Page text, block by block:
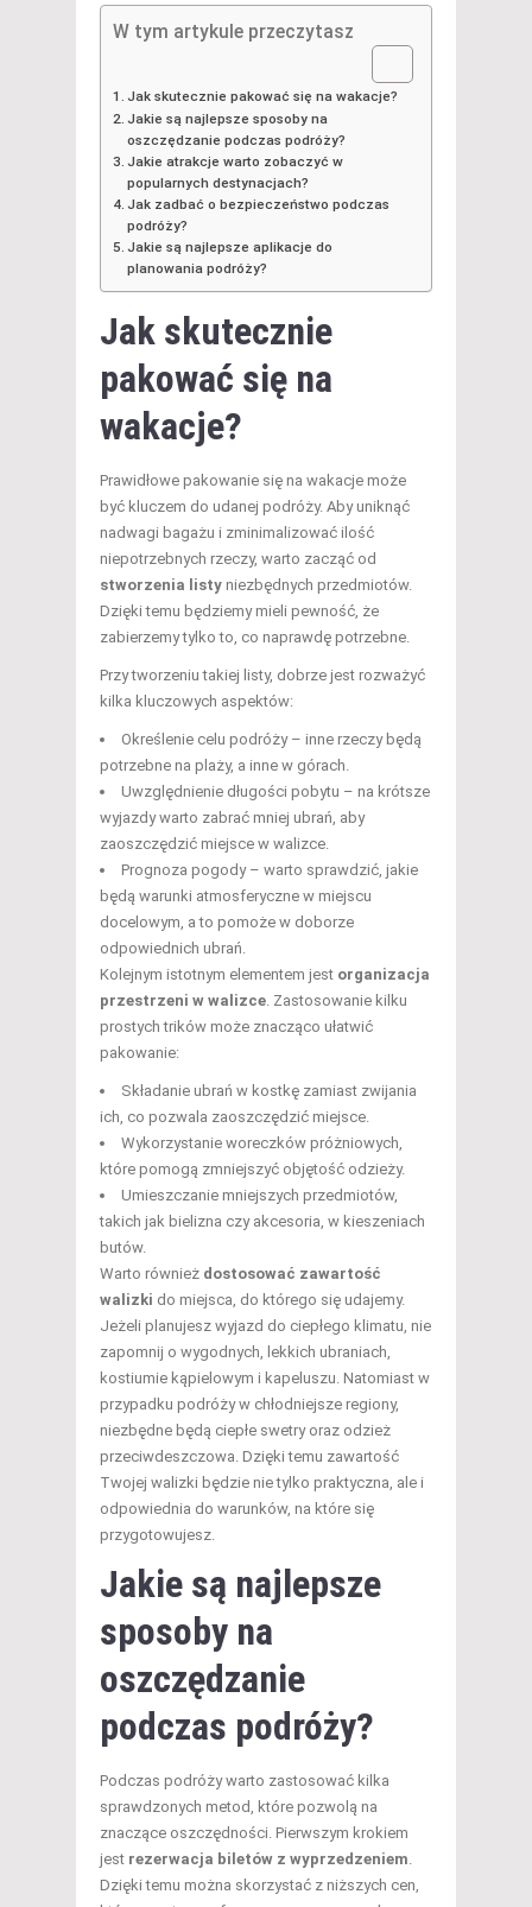
W tym artykule przeczytasz
Jak skutecznie pakować się na wakacje?
Jakie są najlepsze sposoby na
oszczędzanie podczas podróży?
Jakie atrakcje warto zobaczyć w
popularnych destynacjach?
Jak zadbać o bezpieczeństwo podczas
podróży?
Jakie są najlepsze aplikacje do
planowania podróży?
Jak skutecznie
pakować się na
wakacje?
Prawidłowe pakowanie się na wakacje może
być kluczem do udanej podróży. Aby uniknąć
nadwagi bagażu i zminimalizować ilość
niepotrzebnych rzeczy, warto zacząć od
stworzenia listy niezbędnych przedmiotów.
Dzięki temu będziemy mieli pewność, że
zabierzemy tylko to, co naprawdę potrzebne.
Przy tworzeniu takiej listy, dobrze jest rozważyć
kilka kluczowych aspektów:
Określenie celu podróży – inne rzeczy będą
potrzebne na plaży, a inne w górach.
Uwzględnienie długości pobytu – na krótsze
wyjazdy warto zabrać mniej ubrań, aby
zaoszczędzić miejsce w walizce.
Prognoza pogody – warto sprawdzić, jakie
będą warunki atmosferyczne w miejscu
docelowym, a to pomoże w doborze
odpowiednich ubrań.
Kolejnym istotnym elementem jest organizacja
przestrzeni w walizce . Zastosowanie kilku
prostych trików może znacząco ułatwić
pakowanie:
Składanie ubrań w kostkę zamiast zwijania
ich, co pozwala zaoszczędzić miejsce.
Wykorzystanie woreczków próżniowych,
które pomogą zmniejszyć objętość odzieży.
Umieszczanie mniejszych przedmiotów,
takich jak bielizna czy akcesoria, w kieszeniach
butów.
Warto również dostosować zawartość
walizki do miejsca, do którego się udajemy.
Jeżeli planujesz wyjazd do ciepłego klimatu, nie
zapomnij o wygodnych, lekkich ubraniach,
kostiumie kąpielowym i kapeluszu. Natomiast w
przypadku podróży w chłodniejsze regiony,
niezbędne będą ciepłe swetry oraz odzież
przeciwdeszczowa. Dzięki temu zawartość
Twojej walizki będzie nie tylko praktyczna, ale i
odpowiednia do warunków, na które się
przygotowujesz.
Jakie są najlepsze
sposoby na
oszczędzanie
podczas podróży?
Podczas podróży warto zastosować kilka
sprawdzonych metod, które pozwolą na
znaczące oszczędności. Pierwszym krokiem
jest rezerwacja biletów z wyprzedzeniem
Dzięki temu można skorzystać z niższych cen,